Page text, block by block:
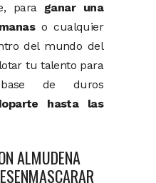
para ganar una
o cualquier
del mundo del
tu talento para
de duros
hasta las
ALMUDENA